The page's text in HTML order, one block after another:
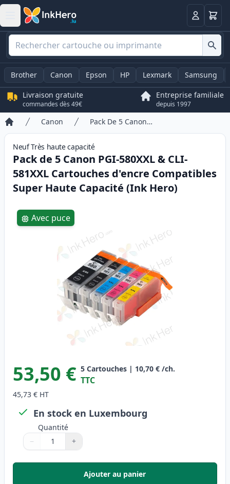
Panier
Brother Canon Epson HP Lexmark Samsung
Livraison gratuite
commandes dès 49€
Entreprise familiale
depuis 1997
Accueil
Canon Pack De 5 Canon PGI-580XXL & CLI-581XXL Cartouches d'encre Compatibles Super Haute Capacité (Ink Hero)
NeufTrès hautecapacité
Pack de 5 Canon PGI-580XXL & CLI-
581XXL Cartouches d'encre Compatibles
Super Haute Capacité (Ink Hero)
Product information
Avec puce
53,50 € 5 Cartouches | 10,70 € /ch.
TTC
45,73 € HT
En stock en Luxembourg
Quantité
Quantité
Utilisez les boutons pour ajuster
− +
Quantité
Ajouter au panier
,Pack de 5 Canon PGI-580XXL